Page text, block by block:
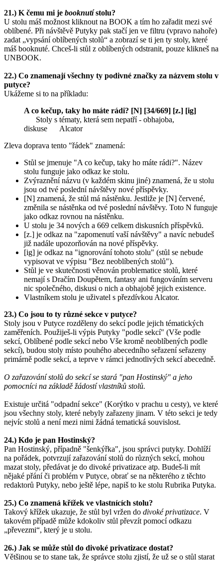
21.) K čemu mi je booknutístolu?
U stolu máš možnost kliknout na BOOK a tím ho zařadit mezi své
oblíbené. Při návštěvě Putyky pak stačí jen ve filtru (vpravo nahoře)
zadat „vypsání oblíbených stolů“ a zobrazí se ti jen ty stoly, které
máš booknuté. Chceš-li stůl z oblíbených odstranit, pouze klikneš na
UNBOOK.
22.) Co znamenají všechny ty podivné značky za názvem stolu v
putyce?
Ukážeme si to na příkladu:
A co kečup, taky ho máte rádi? [N] [34/669] [z.] [ig]
Stoly s tématy, která sem nepatří - obhajoba,
diskuse Alcator
Zleva doprava tento "řádek" znamená:
Stůl se jmenuje "A co kečup, taky ho máte rádi?". Název
stolu funguje jako odkaz ke stolu.
Zvýraznění názvu (v každém skinu jiné) znamená, že u stolu
jsou od tvé poslední návštěvy nové příspěvky.
[N] znamená, že stůl má nástěnku. Jestliže je [N] červené,
změnila se nástěnka od tvé poslední návštěvy. Toto N funguje
jako odkaz rovnou na nástěnku.
U stolu je 34 nových a 669 celkem diskusních příspěvků.
[z.] je odkaz na "zapomenutí vaší návštěvy" a navíc nebudeš
již nadále upozorňován na nové příspěvky.
[ig] je odkaz na "ignorování tohoto stolu" (stůl se nebude
vypisovat ve výpisu "Bez neoblíbených stolů").
Stůl je ve skutečnosti věnován problematice stolů, které
nemají s Dračím Doupětem, fantasy ani fungováním serveru
nic společného, diskusi o nich a obhajobě jejich existence.
Vlastníkem stolu je uživatel s přezdívkou Alcator.
23.) Co jsou to ty různé sekce v putyce?
Stoly jsou v Putyce rozděleny do sekcí podle jejich tématických
zaměřeních. Použiješ-li výpis Putyky "podle sekcí" (Vše podle
sekcí, Oblíbené podle sekcí nebo Vše kromě neoblíbených podle
sekcí), budou stoly místo pouhého abecedního seřazení seřazeny
primárně podle sekcí, a teprve v rámci jednotlivých sekcí abecedně.
O zařazování stolů do sekcí se stará "pan Hostinský" a jeho
pomocníci na základě žádostí vlastníků stolů.
Existuje určitá "odpadní sekce" (Korýtko v prachu u cesty), ve které
jsou všechny stoly, které nebyly zařazeny jinam. V této sekci je tedy
nejvíc stolů a není mezi nimi žádná tematická souvislost.
24.) Kdo je pan Hostinský?
Pan Hostinský, případně "šenkýřka", jsou správci putyky. Dohlíží
na pořádek, potvrzují zařazování stolů do různých sekcí, mohou
mazat stoly, předávat je do divoké privatizace atp. Budeš-li mít
nějaké přání či problém v Putyce, obrať se na některého z těchto
redaktorů Putyky, nebo ještě lépe, napiš to ke stolu Rubrika Putyka.
25.) Co znamená křížek ve vlastnících stolu?
Takový křížek ukazuje, že stůl byl vržen do divoké privatizace. V
takovém případě může kdokoliv stůl převzít pomocí odkazu
„převezmi“, který je u stolu.
26.) Jak se může stůl do divoké privatizace dostat?
Většinou se to stane tak, že správce stolu zjistí, že už se o stůl starat